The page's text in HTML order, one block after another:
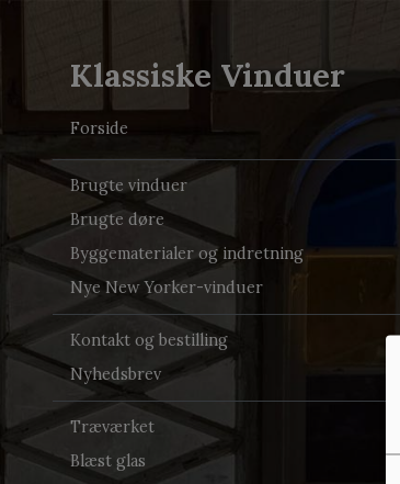
Klassiske Vinduer
Forside
Brugte vinduer
Brugte døre
Byggematerialer og indretning
Nye New Yorker-vinduer
Kontakt og bestilling
Nyhedsbrev
Træværket
Blæst glas